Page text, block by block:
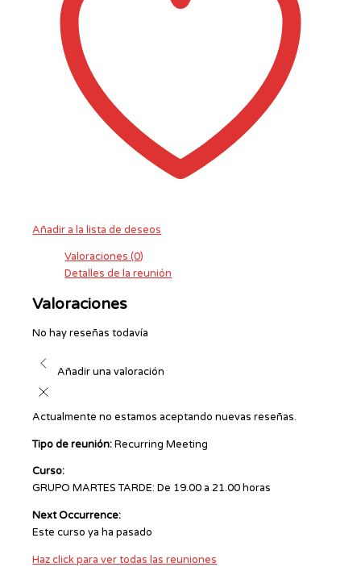
Añadir a la lista de deseos
Valoraciones (0)
Detalles de la reunión
Valoraciones
No hay reseñas todavía
Añadir una valoración
Actualmente no estamos aceptando nuevas reseñas.
Tipo de reunión:Recurring Meeting
Curso:
GRUPO MARTES TARDE: De 19.00 a 21.00 horas
Next Occurrence:
Este curso ya ha pasado
Haz click para ver todas las reuniones